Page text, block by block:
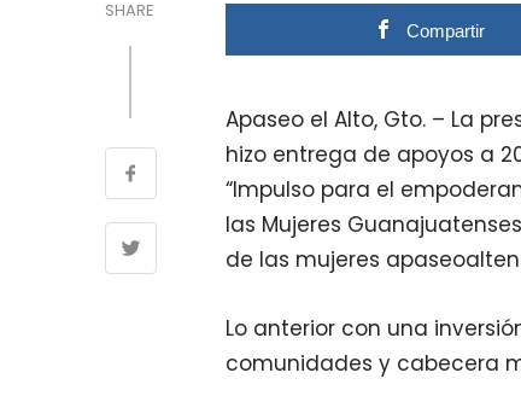
SHARE
Compartir
Apaseo el Alto, Gto. – La
hizo entrega de apoyos a
“Impulso para el
las Mujeres
de las mujeres
Lo anterior con una
comunidades y cabecera